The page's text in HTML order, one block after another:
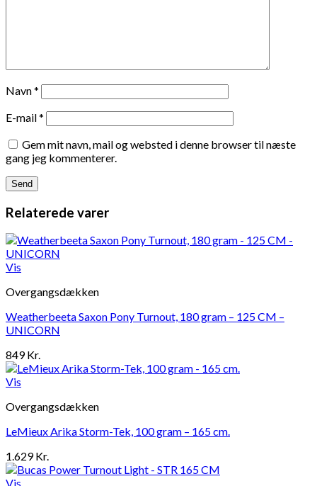
Navn*
E-mail*
Gem mit navn, mail og websted i denne browser til næste
gang jeg kommenterer.
Relaterede varer
Vis
Overgangsdækken
Weatherbeeta Saxon Pony Turnout, 180 gram – 125 CM –
UNICORN
849Kr.
Vis
Overgangsdækken
LeMieux Arika Storm-Tek, 100 gram – 165 cm.
1.629Kr.
Vis